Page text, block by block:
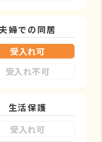
婦での同居
受入れ可
受入れ不可
生活保護
受入れ可